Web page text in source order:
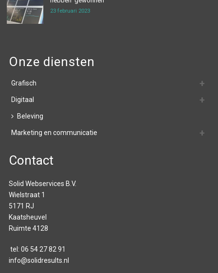
23 februari 2023
Onze diensten
Grafisch
Digitaal
Beleving
Marketing en communicatie
Contact
Solid Webservices B.V.
Wielstraat 1
5171 RJ
Kaatsheuvel
Ruimte 4128
tel: 06 54 27 82 91
info@solidresults.nl